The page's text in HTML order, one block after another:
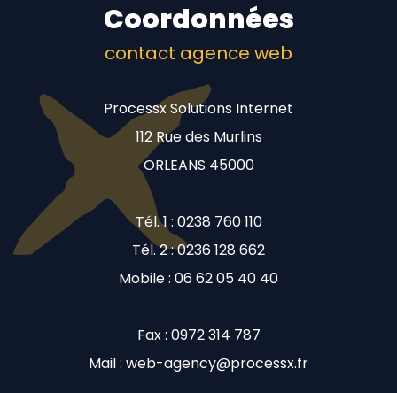
Coordonnées
contact agence web
Processx Solutions Internet
112 Rue des Murlins
ORLEANS 45000
Tél. 1 : 0238 760 110
Tél. 2 : 0236 128 662
Mobile : 06 62 05 40 40
Fax : 0972 314 787
Mail : web-agency@processx.fr